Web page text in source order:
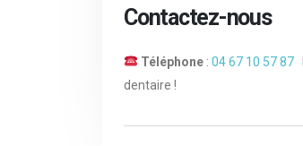
Contactez-nous
Téléphone: 04 67 10 57 87
dentaire !